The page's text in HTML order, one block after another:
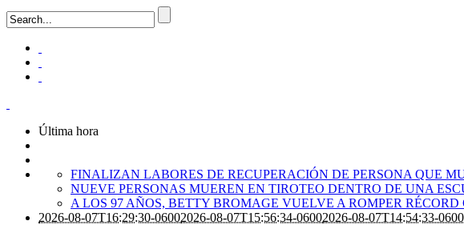
Última hora
FINALIZAN LABORES DE RECUPERACIÓN DE PERSONA QUE
NUEVE PERSONAS MUEREN EN TIROTEO DENTRO DE UNA
A LOS 97 AÑOS, BETTY BROMAGE VUELVE A ROMPER
2026-08-07T16:29:30-06002026-08-07T15:56:34-06002026-08-07T14:54:33-0600